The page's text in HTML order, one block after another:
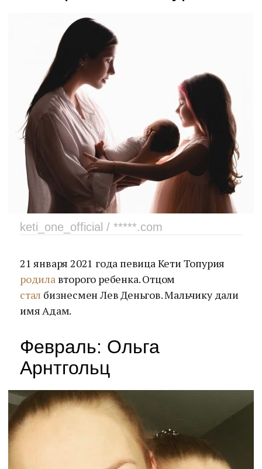
keti_one_official / *****.com
21 января 2021 года певица Кети Топурия
родилавторого ребенка. Отцом
стал бизнесмен Лев Деньгов. Мальчику дали
имя Адам.
Февраль: Ольга
Арнтгольц